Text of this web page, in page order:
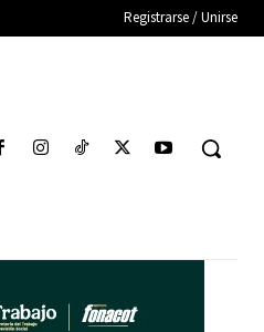
Registrarse / Unirse